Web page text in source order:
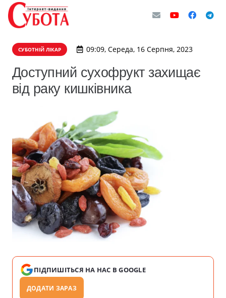
СУБОТНІЙ ЛІКАР 09:09, Середа, 16 Серпня, 2023
Доступний сухофрукт захищає
від раку кишківника
ПІДПИШІТЬСЯ НА НАС В GOOGLE
ДОДАТИ ЗАРАЗ